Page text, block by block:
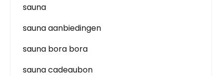
sauna
sauna aanbiedingen
sauna bora bora
sauna cadeaubon